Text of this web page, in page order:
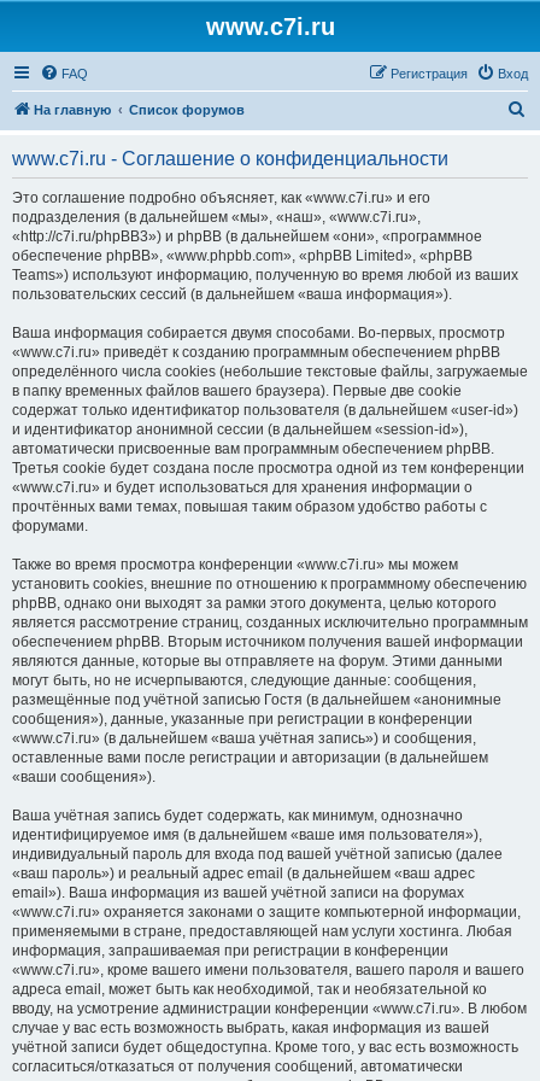
www.c7i.ru
FAQ Вход
Регистрация
На главную Список форумов
www.c7i.ru - Соглашение о конфиденциальности
Это соглашение подробно объясняет, как «www.c7i.ru» и его
подразделения (в дальнейшем «мы», «наш», «www.c7i.ru»,
«http://c7i.ru/phpBB3») и phpBB (в дальнейшем «они», «программное
обеспечение phpBB», «www.phpbb.com», «phpBB Limited», «phpBB
Teams») используют информацию, полученную во время любой из ваших
пользовательских сессий (в дальнейшем «ваша информация»).
Ваша информация собирается двумя способами. Во-первых, просмотр
«www.c7i.ru» приведёт к созданию программным обеспечением phpBB
определённого числа cookies (небольшие текстовые файлы, загружаемые
в папку временных файлов вашего браузера). Первые две cookie
содержат только идентификатор пользователя (в дальнейшем «user-id»)
и идентификатор анонимной сессии (в дальнейшем «session-id»),
автоматически присвоенные вам программным обеспечением phpBB.
Третья cookie будет создана после просмотра одной из тем конференции
«www.c7i.ru» и будет использоваться для хранения информации о
прочтённых вами темах, повышая таким образом удобство работы с
форумами.
Также во время просмотра конференции «www.c7i.ru» мы можем
установить cookies, внешние по отношению к программному обеспечению
phpBB, однако они выходят за рамки этого документа, целью которого
является рассмотрение страниц, созданных исключительно программным
обеспечением phpBB. Вторым источником получения вашей информации
являются данные, которые вы отправляете на форум. Этими данными
могут быть, но не исчерпываются, следующие данные: сообщения,
размещённые под учётной записью Гостя (в дальнейшем «анонимные
сообщения»), данные, указанные при регистрации в конференции
«www.c7i.ru» (в дальнейшем «ваша учётная запись») и сообщения,
оставленные вами после регистрации и авторизации (в дальнейшем
«ваши сообщения»).
Ваша учётная запись будет содержать, как минимум, однозначно
идентифицируемое имя (в дальнейшем «ваше имя пользователя»),
индивидуальный пароль для входа под вашей учётной записью (далее
«ваш пароль») и реальный адрес email (в дальнейшем «ваш адрес
email»). Ваша информация из вашей учётной записи на форумах
«www.c7i.ru» охраняется законами о защите компьютерной информации,
применяемыми в стране, предоставляющей нам услуги хостинга. Любая
информация, запрашиваемая при регистрации в конференции
«www.c7i.ru», кроме вашего имени пользователя, вашего пароля и вашего
адреса email, может быть как необходимой, так и необязательной ко
вводу, на усмотрение администрации конференции «www.c7i.ru». В любом
случае у вас есть возможность выбрать, какая информация из вашей
учётной записи будет общедоступна. Кроме того, у вас есть возможность
согласиться/отказаться от получения сообщений, автоматически